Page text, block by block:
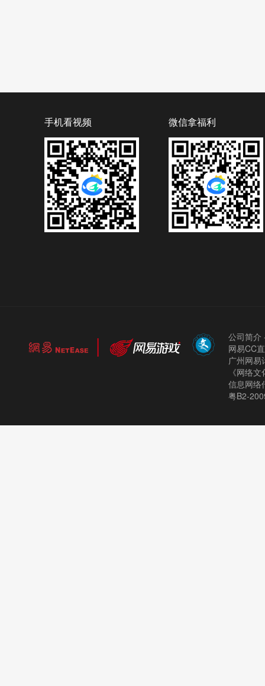
手机看视频 微信拿福利
公司简介
网易CC
广州网
《网络
信息网络
粤B2-